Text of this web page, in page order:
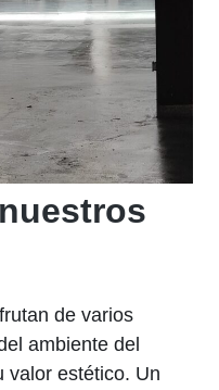
de varios
ambiente del
valor estético. Un